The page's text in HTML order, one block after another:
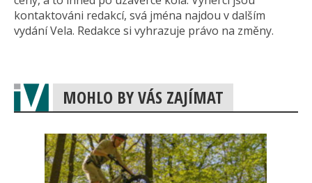
kontaktováni redakcí, svá jména najdou v dalším
vydání Vela. Redakce si vyhrazuje právo na změny.
MOHLO BY VÁS ZAJÍMAT